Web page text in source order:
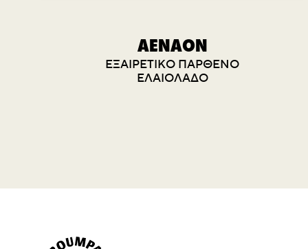
AENAON
ΕΞΑΙΡΕΤΙΚΟ ΠΑΡΘΕΝΟ
ΕΛΑΙΟΛΑΔΟ